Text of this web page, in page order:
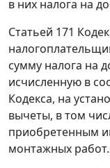
в них налога на
Статьей 171
сумму налога на
исчисленную в
Кодекса, на
вычеты, в том
приобретенным
монтажных работ.